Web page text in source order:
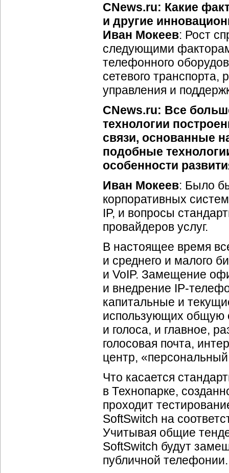
CNews.ru: Какие
и другие
Иван Мокеев: Рост
следующими
телефонного
сетевого транспорта,
управления и
CNews.ru: Все
технологии
связи, основанные
подобные
особенности
Иван Мокеев: Было
корпоративных
IP, и вопросы
провайдеров услуг.
В настоящее время
и среднего и малого
и VoIP. Замещение
и внедрение IP-
капитальные и
использующих общую
и голоса, и главное,
голосовая почта,
центр,
Что касается
в Технопарке,
проходит
SoftSwitch на
Учитывая общие
SoftSwitch будут
публичной телефонии.